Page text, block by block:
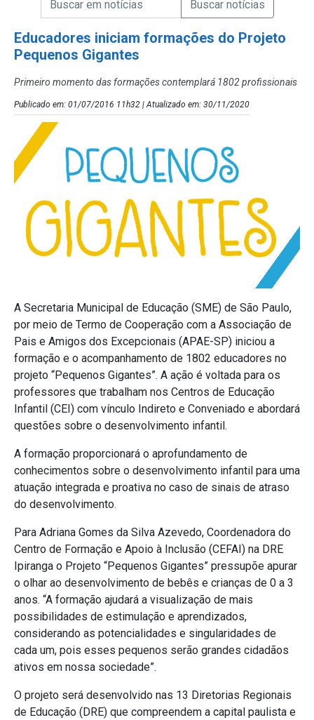
Educadores iniciam formações do Projeto
Pequenos Gigantes
Primeiro momento das formações contemplará 1802 profissionais
Publicado em: 01/07/2016 11h32 | Atualizado em: 30/11/2020
A Secretaria Municipal de Educação (SME) de São Paulo,
por meio de Termo de Cooperação com a Associação de
Pais e Amigos dos Excepcionais (APAE-SP) iniciou a
formação e o acompanhamento de 1802 educadores no
projeto “Pequenos Gigantes”. A ação é voltada para os
professores que trabalham nos Centros de Educação
Infantil (CEI) com vínculo Indireto e Conveniado e abordará
questões sobre o desenvolvimento infantil.
A formação proporcionará o aprofundamento de
conhecimentos sobre o desenvolvimento infantil para uma
atuação integrada e proativa no caso de sinais de atraso
do desenvolvimento.
Para Adriana Gomes da Silva Azevedo, Coordenadora do
Centro de Formação e Apoio à Inclusão (CEFAI) na DRE
Ipiranga o Projeto “Pequenos Gigantes” pressupõe apurar
o olhar ao desenvolvimento de bebês e crianças de 0 a 3
anos. “A formação ajudará a visualização de mais
possibilidades de estimulação e aprendizados,
considerando as potencialidades e singularidades de
cada um, pois esses pequenos serão grandes cidadãos
ativos em nossa sociedade”.
O projeto será desenvolvido nas 13 Diretorias Regionais
de Educação (DRE) que compreendem a capital paulista e